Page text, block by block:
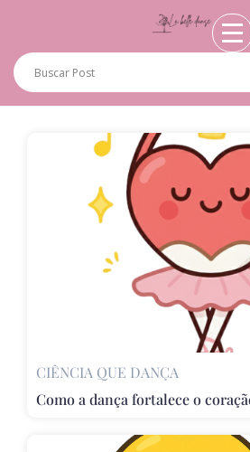
CIÊNCIA QUE DANÇA
Como a dança fortalece o